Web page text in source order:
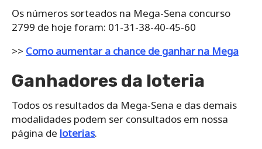
Os números sorteados na Mega-Sena concurso
2799 de hoje foram: 01-31-38-40-45-60
>> Como aumentar a chance de ganhar na Mega
Ganhadores da loteria
Todos os resultados da Mega-Sena e das demais
modalidades podem ser consultados em nossa
página de loterias.